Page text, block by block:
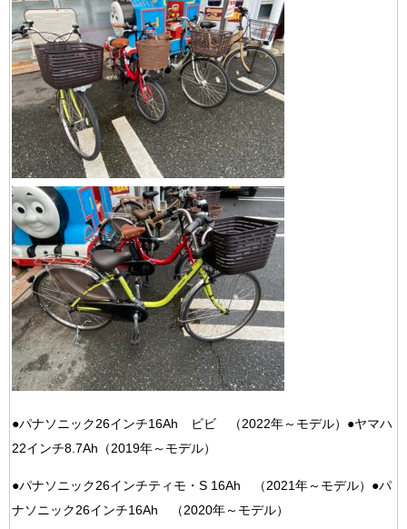
●パナソニック26インチ16Ah ビビ （2022年～モデル） ●ヤマハ
22インチ8.7Ah（2019年～モデル）
●パナソニック26インチティモ・S 16Ah （2021年～モデル）●パ
ナソニック26インチ16Ah （2020年～モデル）